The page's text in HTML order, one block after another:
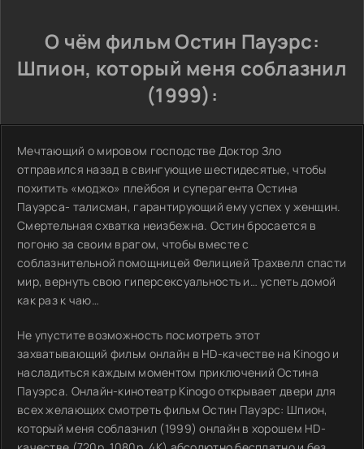
О чём фильм Остин Пауэрс:
Шпион, который меня соблазнил
(1999):
Мечтающий о мировом господстве Доктор Зло
отправился назад в свингующие шестидесятые, чтобы
похитить «моджо» плейбоя и суперагента Остина
Пауэрса- талисман, гарантирующий ему успех у женщин.
Смертельная схватка неизбежна. Остин бросается в
погоню за своим врагом, чтобы вместе с
соблазнительной помощницей Фелицией Трахвелл спасти
мир, вернуть свою гиперсексуальность и… успеть домой
как раз к чаю…
Не упустите возможность посмотреть этот
захватывающий фильм онлайн в HD-качестве на Kinogo и
насладиться каждым моментом приключений Остина
Пауэрса. Онлайн-кинотеатр Kinogo открывает двери для
всех желающих смотреть фильм Остин Пауэрс: Шпион,
который меня соблазнил (1999) онлайн в хорошем HD-